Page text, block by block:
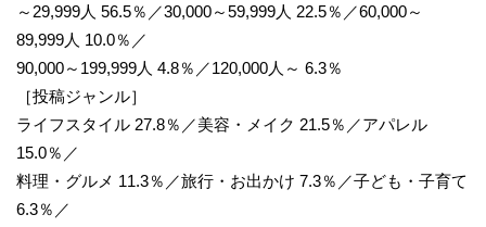
～29,999人 56.5％／30,000～59,999人 22.5％／60,000～
89,999人 10.0％／
90,000～199,999人 4.8％／120,000人～ 6.3％
［投稿ジャンル］
ライフスタイル 27.8％／美容・メイク 21.5％／アパレル
15.0％／
料理・グルメ 11.3％／旅行・お出かけ 7.3％／子ども・子育て
6.3％／